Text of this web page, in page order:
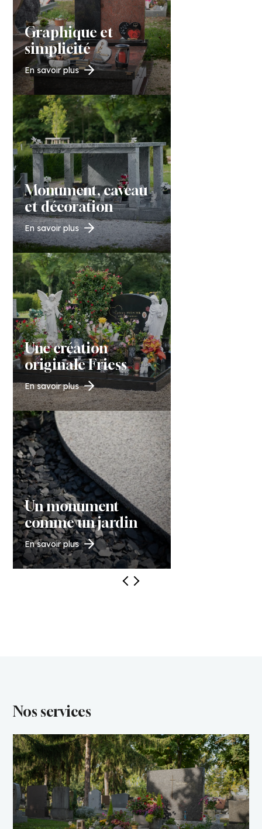
Graphique et
simplicité
En savoir plus
Monument, caveau
et décoration
En savoir plus
Une création
originale Friess
En savoir plus
Un monument
comme un jardin
En savoir plus
Nos services